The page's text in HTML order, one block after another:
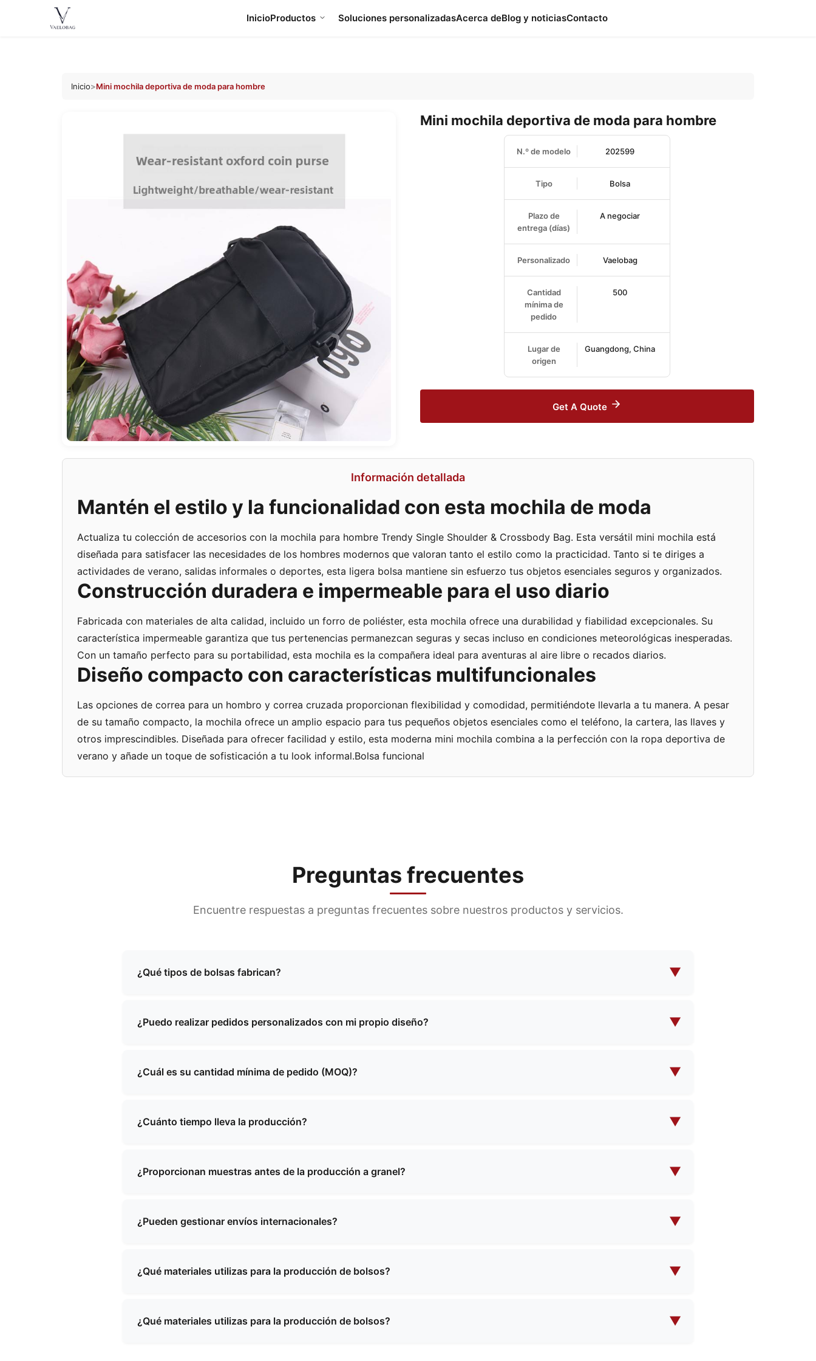
Vaelobag
InicioProductos Soluciones personalizadasAcerca deBlog y noticiasContacto
Inicio>Mini mochila deportiva de moda para hombre
Mini mochila deportiva de moda para hombre
N.º de modelo 202599
Tipo Bolsa
Plazo de
entrega (días)
A negociar
Personalizado Vaelobag
Cantidad
mínima de
pedido
500
Lugar de
origen
Guangdong, China
Get A Quote
Información detallada
Mantén el estilo y la funcionalidad con esta mochila de moda
Actualiza tu colección de accesorios con la mochila para hombre Trendy Single Shoulder & Crossbody Bag. Esta versátil mini mochila está
diseñada para satisfacer las necesidades de los hombres modernos que valoran tanto el estilo como la practicidad. Tanto si te diriges a
actividades de verano, salidas informales o deportes, esta ligera bolsa mantiene sin esfuerzo tus objetos esenciales seguros y organizados.
Construcción duradera e impermeable para el uso diario
Fabricada con materiales de alta calidad, incluido un forro de poliéster, esta mochila ofrece una durabilidad y fiabilidad excepcionales. Su
característica impermeable garantiza que tus pertenencias permanezcan seguras y secas incluso en condiciones meteorológicas inesperadas.
Con un tamaño perfecto para su portabilidad, esta mochila es la compañera ideal para aventuras al aire libre o recados diarios.
Diseño compacto con características multifuncionales
Las opciones de correa para un hombro y correa cruzada proporcionan flexibilidad y comodidad, permitiéndote llevarla a tu manera. A pesar
de su tamaño compacto, la mochila ofrece un amplio espacio para tus pequeños objetos esenciales como el teléfono, la cartera, las llaves y
otros imprescindibles. Diseñada para ofrecer facilidad y estilo, esta moderna mini mochila combina a la perfección con la ropa deportiva de
verano y añade un toque de sofisticación a tu look informal.Bolsa funcional
Preguntas frecuentes
Encuentre respuestas a preguntas frecuentes sobre nuestros productos y servicios.
¿Qué tipos de bolsas fabrican? ▼
maquillaje de noche, bolsos funcionales, bolsos escolares, bolsos para compras y mucho más. Ofrecemos tanto
diseños estándar como soluciones personalizadas para satisfacer sus necesidades específicas.
¿Puedo realizar pedidos personalizados con mi propio diseño? ▼
de diseño y nuestro equipo trabajará con usted para crear el producto perfecto que satisfaga sus necesidades.
¿Cuál es su cantidad mínima de pedido (MOQ)? ▼
nosotros con sus requisitos específicos y le proporcionaremos información detallada sobre la cantidad mínima de
pedido y los precios.
¿Cuánto tiempo lleva la producción? ▼
complejidad del producto. Le proporcionaremos un calendario específico al confirmar su pedido.
¿Proporcionan muestras antes de la producción a granel? ▼
muestras y el envío, que podría ser reembolsable tras la confirmación de un pedido al por mayor.
¿Pueden gestionar envíos internacionales? ▼
países del mundo. Nuestro equipo le ayudará con todos los trámites y la documentación necesarios para el envío.
¿Qué materiales utilizas para la producción de bolsos? ▼
tejidos ecológicos, forros resistentes al agua y texturas personalizadas. Podemos recomendarle los mejores
materiales en función de los requisitos específicos de su producto.
¿Qué materiales utilizas para la producción de bolsos? ▼